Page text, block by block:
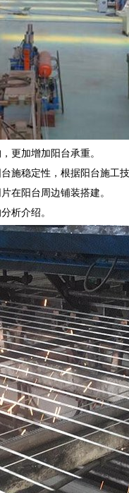
更加增加阳台承重。
施稳定性，根据阳台施工
在阳台周边铺装搭建。
析介绍。